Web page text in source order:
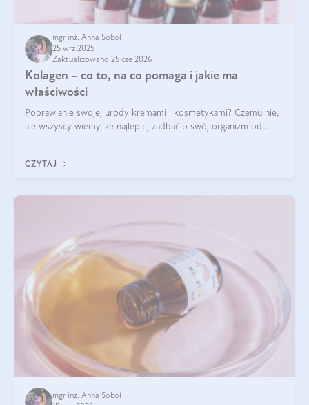
mgr inż. Anna Sobol
25 wrz 2025
Zaktualizowano 25 cze 2026
Kolagen – co to, na co pomaga i jakie ma
właściwości
Poprawianie swojej urody kremami i kosmetykami? Czemu nie,
ale wszyscy wiemy, że najlepiej zadbać o swój organizm od
wysokiej jakości suplem
CZYTAJ
mgr inż. Anna Sobol